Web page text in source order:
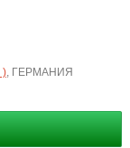
), ГЕРМАНИЯ